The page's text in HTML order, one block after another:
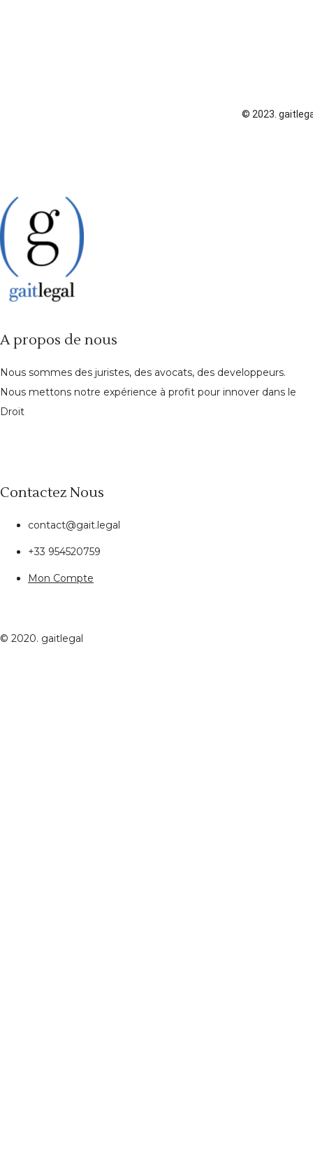
© 2023.
A propos de nous
Nous sommes des juristes, des avocats, des developpeurs.
Nous mettons notre expérience à profit pour innover dans le
Droit
Contactez Nous
contact@gait.legal
+33 954520759
Mon Compte
© 2020. gaitlegal